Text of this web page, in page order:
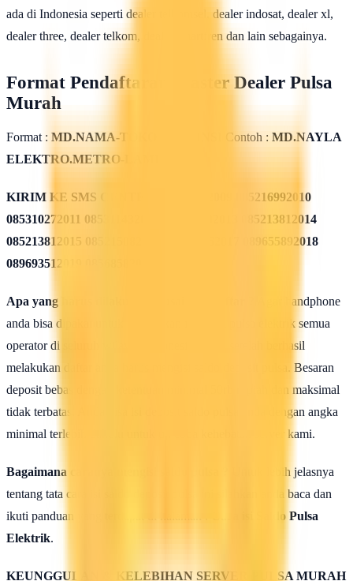
ada di Indonesia seperti dealer telkomsel, dealer indosat, dealer xl,
dealer three, dealer telkom, dealer smartfren dan lain sebagainya.
Format Pendaftaran Master Dealer Pulsa
Murah
Format : MD.NAMA-TOKO.PROVINSI Contoh : MD.NAYLA
ELEKTRO.METRO-LAMPUNG
KIRIM KE SMS CENTER
085311562009 085216992010
085310272011 085311432012 085213782013 085213812014
085213812015 085215082016 085819962017 089655892018
089693512019 08568582020
Apa yang harus dilakukan seusai Mendaftar ?
Agar handphone
anda bisa dipakai untuk melakukan isi ulang pulsa elektrik semua
operator di seluruh wilayah Indonesia, maka setelah berhasil
melakukan daftar anda harus mengisi saldo deposit pulsa. Besaran
deposit bebas dengan ketentuan minimal 50rb rupiah dan maksimal
tidak terbatas. Anda bisa isi deposit saldo pulsa anda dengan angka
minimal terlebih dahulu untuk uji coba kehebatan server kami.
Bagaimana caranya mengisi saldo pulsa ?
Untuk lebih jelasnya
tentang tata cara isi saldo deposit pulsa ini silahkan anda baca dan
ikuti panduan yang terdapat di halaman :
Cara isi Saldo Pulsa
Elektrik.
KEUNGGULAN & KELEBIHAN SERVER PULSA MURAH